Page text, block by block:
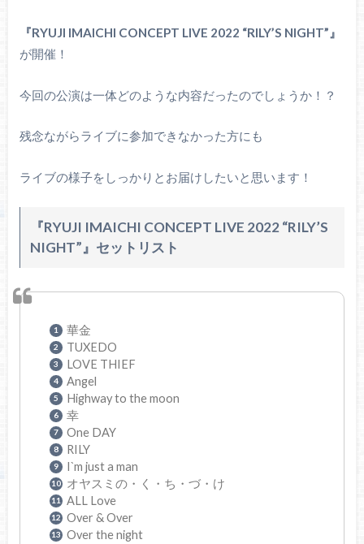
『RYUJI IMAICHI CONCEPT LIVE 2022 “RILY’S NIGHT”』
が開催！
今回の公演は一体どのような内容だったのでしょうか！？
残念ながらライブに参加できなかった方にも
ライブの様子をしっかりとお届けしたいと思います！
『RYUJI IMAICHI CONCEPT LIVE 2022 “RILY’S
NIGHT”』 セットリスト
華金
TUXEDO
LOVE THIEF
Angel
Highway to the moon
幸
One DAY
RILY
I`m just a man
オヤスミの・く・ち・づ・け
ALL Love
Over & Over
Over the night